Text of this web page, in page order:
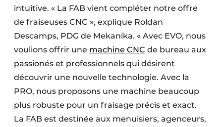
intuitive. « La FAB vient compléter notre offre
de fraiseuses CNC », explique Roldan
Descamps, PDG de Mekanika. « Avec EVO, nous
voulions offrir une machine CNC de bureau aux
passionés et professionnels qui désirent
découvrir une nouvelle technologie. Avec la
PRO, nous proposons une machine beaucoup
plus robuste pour un fraisage précis et exact.
La FAB est destinée aux menuisiers, agenceurs,